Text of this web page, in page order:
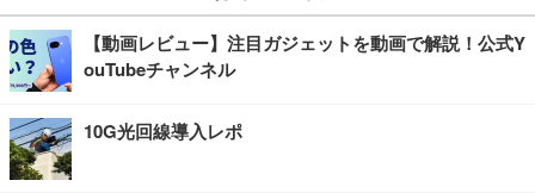
【動画レビュー】注目ガジェットを動画で解説！公式Y
ouTubeチャンネル
10G光回線導入レポ